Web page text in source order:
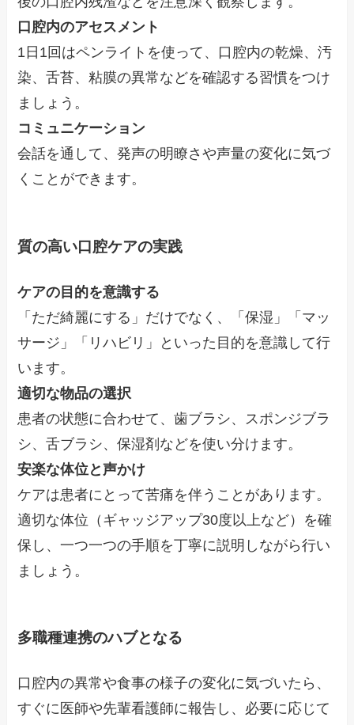
口腔内のアセスメント
1日1回はペンライトを使って、口腔内の乾燥、汚
染、舌苔、粘膜の異常などを確認する習慣をつけ
ましょう。
コミュニケーション
会話を通して、発声の明瞭さや声量の変化に気づ
くことができます。
質の高い口腔ケアの実践
ケアの目的を意識する
「ただ綺麗にする」だけでなく、「保湿」「マッ
サージ」「リハビリ」といった目的を意識して行
います。
適切な物品の選択
患者の状態に合わせて、歯ブラシ、スポンジブラ
シ、舌ブラシ、保湿剤などを使い分けます。
安楽な体位と声かけ
ケアは患者にとって苦痛を伴うことがあります。
適切な体位（ギャッジアップ30度以上など）を確
保し、一つ一つの手順を丁寧に説明しながら行い
ましょう。
多職種連携のハブとなる
口腔内の異常や食事の様子の変化に気づいたら、
すぐに医師や先輩看護師に報告し、必要に応じて